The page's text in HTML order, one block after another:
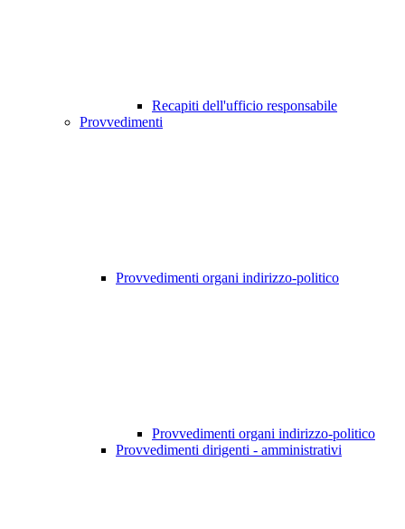
Recapiti dell'ufficio responsabile
Provvedimenti
Provvedimenti organi indirizzo-politico
Provvedimenti organi indirizzo-politico
Provvedimenti dirigenti - amministrativi